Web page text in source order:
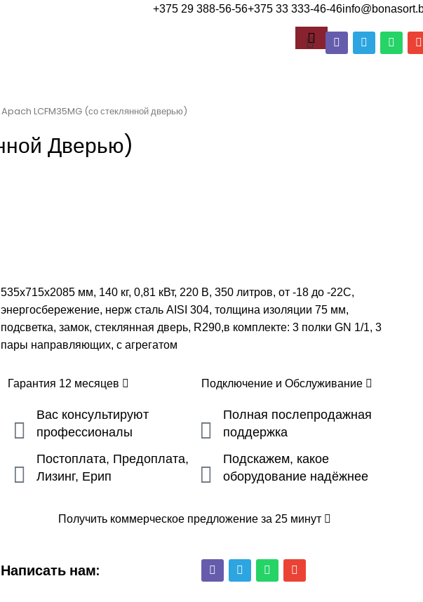
+375 29 388-56-56+375 33 333-46-46
LCFM35MG (со стеклянной дверью)
Дверью)
535х715х2085 мм, 140 кг, 0,81 кВт, 220 В, 350 литров, от -18 до -22С,
энергосбережение, нерж сталь AISI 304, толщина изоляции 75 мм,
подсветка, замок, стеклянная дверь, R290,в комплекте: 3 полки GN 1/1, 3
пары направляющих, с агрегатом
Гарантия 12 месяцев Подключение и Обслуживание
Вас консультируют
профессионалы
Постоплата, Предоплата,
Лизинг, Ерип
Полная послепродажная
поддержка
Подскажем, какое
оборудование надёжнее
Получить коммерческое предложение за 25 минут
Написать нам: